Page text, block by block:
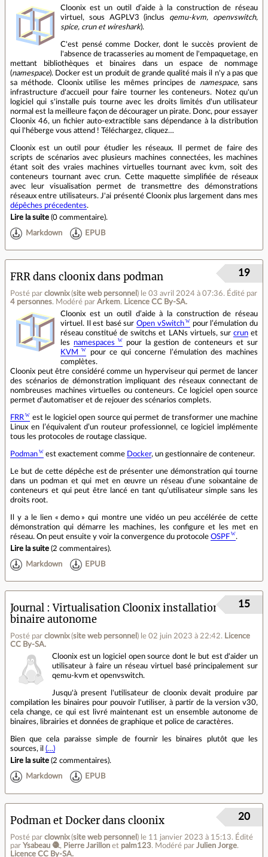
Cloonix est un outil d’aide à la construction de réseau
virtuel, sous AGPLV3 (inclus qemu-kvm, openvswitch,
spice, crun et wireshark).
C'est pensé comme Docker, dont le succès provient de
l'absence de tracasseries au moment de l'empaquetage, en
mettant bibliothèques et binaires dans un espace de nommage
(namespace). Docker est un produit de grande qualité mais il n'y a pas que
sa méthode. Cloonix utilise les mêmes principes de
namespace, sans
infrastructure d'accueil pour faire tourner les conteneurs. Notez qu'un
logiciel qui s'installe puis tourne avec les droits limités d'un utilisateur
normal est la meilleure façon de décourager un pirate. Donc, pour essayer
Cloonix 46, un fichier auto-extractible sans dépendance à la distribution
qui l'héberge vous attend ! Téléchargez, cliquez…
Cloonix est un outil pour étudier les réseaux. Il permet de faire des
scripts de scénarios avec plusieurs machines connectées, les machines
étant soit des vraies machines virtuelles tournant avec kvm, soit des
conteneurs tournant avec crun. Cette maquette simplifiée de réseaux
avec leur visualisation permet de transmettre des démonstrations
réseaux entre utilisateurs. J'ai présenté Cloonix plus largement dans mes
dépêches précedentes.
Lire la suite (0 commentaire).
Markdown EPUB
FRR dans cloonix dans podman
Posté par clownix(site web personnel ) le 03 avril 2024 à 07:36. Édité par
4 personnes. Modéré par Arkem. Licence CC By‑SA.
19
Cloonix est un outil d’aide à la construction de réseau
virtuel. Il est basé sur Open vSwitch
pour l’émulation du
réseau constitué de switchs et LANs virtuels, sur crunet
les namespaces
pour la gestion de conteneurs et sur
KVM
pour ce qui concerne l’émulation des machines
complètes.
Cloonix peut être considéré comme un hyperviseur qui permet de lancer
des scénarios de démonstration impliquant des réseaux connectant de
nombreuses machines virtuelles ou conteneurs. Ce logiciel open source
permet d’automatiser et de rejouer des scénarios complets.
FRR
est le logiciel open source qui permet de transformer une machine
Linux en l’équivalent d’un routeur professionnel, ce logiciel implémente
tous les protocoles de routage classique.
Podman est exactement comme Docker, un gestionnaire de conteneur.
Le but de cette dépêche est de présenter une démonstration qui tourne
dans un podman et qui met en œuvre un réseau d’une soixantaine de
conteneurs et qui peut être lancé en tant qu’utilisateur simple sans les
droits root.
Il y a le lien « demo » qui montre une vidéo un peu accélérée de cette
démonstration qui démarre les machines, les configure et les met en
réseau. On peut ensuite y voir la convergence du protocole OSPF
.
Lire la suite (2 commentaires).
Markdown EPUB
Journal
Virtualisation Cloonix installation
binaire autonome
Posté par clownix(site web personnel ) le 02 juin 2023 à 22:42. Licence
CC By‑SA.
15
Cloonix est un logiciel open source dont le but est d'aider un
utilisateur à faire un réseau virtuel basé principalement sur
qemu-kvm et openvswitch.
Jusqu'à present l'utilisateur de cloonix devait produire par
compilation les binaires pour pouvoir l'utiliser, à partir de la version v30,
cela change, ce qui est livré maintenant est un ensemble autonome de
binaires, librairies et données de graphique et police de caractères.
Bien que cela paraisse simple de fournir les binaires plutôt que les
sources, il (…)
Lire la suite (2 commentaires).
Markdown EPUB
Podman et Docker dans cloonix
Posté par clownix(site web personnel ) le 11 janvier 2023 à 15:13. Édité
par Ysabeau 🧶, Pierre Jarillon et palm123. Modéré par Julien Jorge.
Licence CC By‑SA.
20